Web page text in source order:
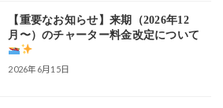
【重要なお知らせ】来期（2026年12
月〜）のチャーター料金改定について
2026年6月15日